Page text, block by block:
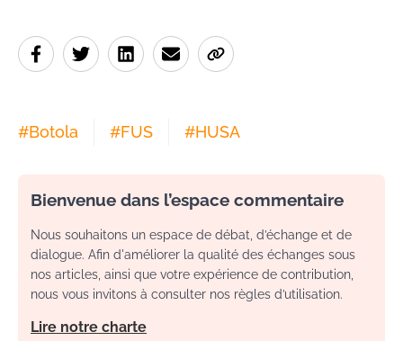
#Botola #FUS #HUSA
Bienvenue dans l’espace commentaire
Nous souhaitons un espace de débat, d’échange et de
dialogue. Afin d'améliorer la qualité des échanges sous
nos articles, ainsi que votre expérience de contribution,
nous vous invitons à consulter nos règles d’utilisation.
Lire notre charte